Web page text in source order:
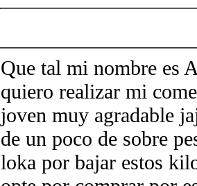
Que tal mi nombre es
quiero realizar mi
joven muy agradable
de un poco de sobre
loka por bajar estos